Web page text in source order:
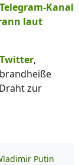
Kanal
laut
Twitter,
zur
Putin